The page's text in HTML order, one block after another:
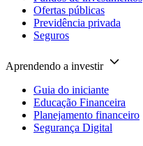
Ofertas públicas
Previdência privada
Seguros
Aprendendo a investir
Guia do iniciante
Educação Financeira
Planejamento financeiro
Segurança Digital